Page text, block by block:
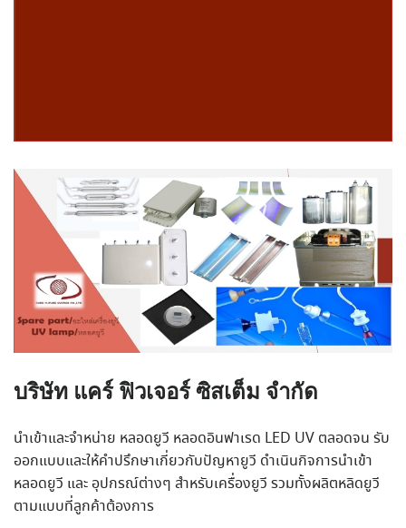
บริษัท แคร์ ฟิวเจอร์ ซิสเต็ม จำกัด
นำเข้าและจำหน่าย หลอดยูวี หลอดอินฟาเรด LED UV ตลอดจน รับ
ออกแบบและให้คำปรึกษาเกี่ยวกับปัญหายูวี ดำเนินกิจการนำเข้า
หลอดยูวี และ อุปกรณ์ต่างๆ สำหรับเครื่องยูวี รวมทั้งผลิตหลิดยูวี
ตามแบบที่ลูกค้าต้องการ